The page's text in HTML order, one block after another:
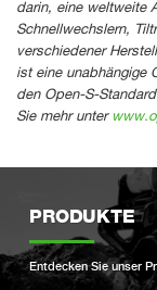
darin, eine weltweite
Schnellwechslern,
verschiedener
ist eine unabhängige
den Open-S-
Sie mehr unter
PRODUKTE
Entdecken Sie unser